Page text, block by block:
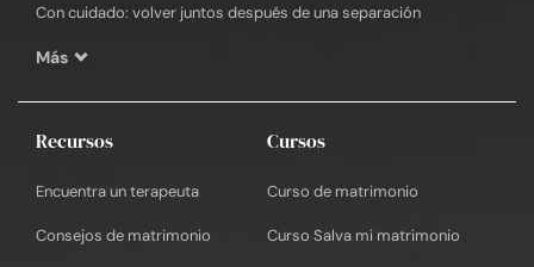
Con cuidado: volver juntos después de una separación
Más
Recursos
Encuentra un terapeuta
Consejos de matrimonio
Cursos
Curso de matrimonio
Curso Salva mi matrimonio